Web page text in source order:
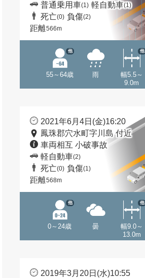
普通乗用車(1) 軽自動車(1)
死亡(0) 負傷(2)
距離566m
55～64歳
他
雨
幅5.5～
9.0m
他
2021年6月4日(金)16:20
鳳珠郡穴水町字川島 付近
車両相互 小破事故
軽自動車(2)
死亡(0) 負傷(1)
距離568m
0～24歳
他
曇
幅9.0～
13.0m
他
2019年3月20日(水)10:55